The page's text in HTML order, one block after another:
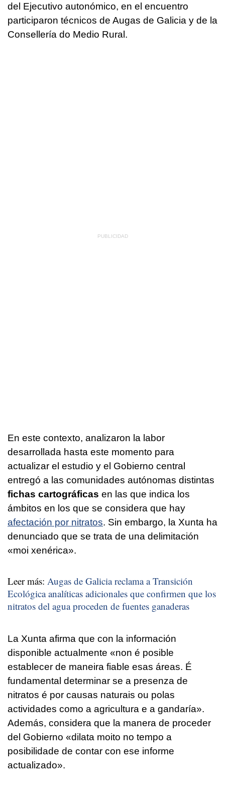
del Ejecutivo autonómico, en el encuentro
participaron técnicos de Augas de Galicia y de la
Consellería do Medio Rural.
En este contexto, analizaron la labor
desarrollada hasta este momento para
actualizar el estudio y el Gobierno central
entregó a las comunidades autónomas distintas
fichas cartográficas en las que indica los
ámbitos en los que se considera que hay
afectación por nitratos. Sin embargo, la Xunta ha
denunciado que se trata de una delimitación
«moi xenérica».
Leer más: Augas de Galicia reclama a Transición
Ecológica analíticas adicionales que confirmen que los
nitratos del agua proceden de fuentes ganaderas
La Xunta afirma que con la información
disponible actualmente «non é posible
establecer de maneira fiable esas áreas. É
fundamental determinar se a presenza de
nitratos é por causas naturais ou polas
actividades como a agricultura e a gandaría».
Además, considera que la manera de proceder
del Gobierno «dilata moito no tempo a
posibilidade de contar con ese informe
actualizado».